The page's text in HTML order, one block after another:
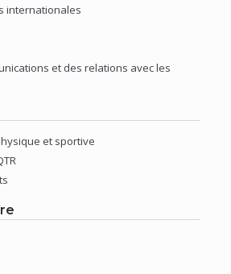
internationales
et des relations avec les
et sportive